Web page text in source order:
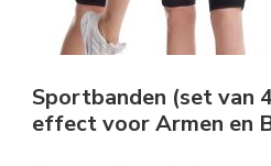
Sportbanden (set van
effect voor Armen en